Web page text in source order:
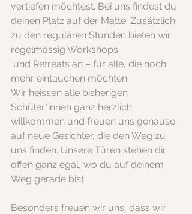
vertiefen möchtest. Bei uns findest du
deinen Platz auf der Matte. Zusätzlich
zu den regulären Stunden bieten wir
regelmässig Workshops
mehr eintauchen möchten.
Wir heissen alle bisherigen
Schüler*innen ganz herzlich
willkommen und freuen uns genauso
auf neue Gesichter, die den Weg zu
uns finden. Unsere Türen stehen dir
offen ganz egal, wo du auf deinem
Weg gerade bist.
Besonders freuen wir uns, dass wir